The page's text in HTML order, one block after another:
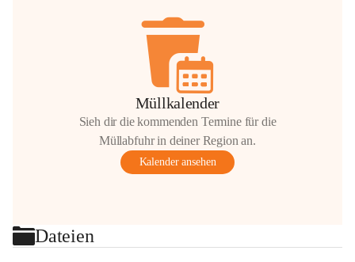
Müllkalender
Sieh dir die kommenden Termine für die
Müllabfuhr in deiner Region an.
Kalender ansehen
Dateien